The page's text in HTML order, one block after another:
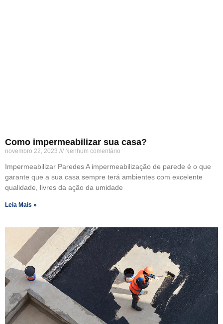
Como impermeabilizar sua casa?
novembro 22, 2023 Nenhum comentário
Impermeabilizar Paredes A impermeabilização de parede é o que
garante que a sua casa sempre terá ambientes com excelente
qualidade, livres da ação da umidade
Leia Mais »